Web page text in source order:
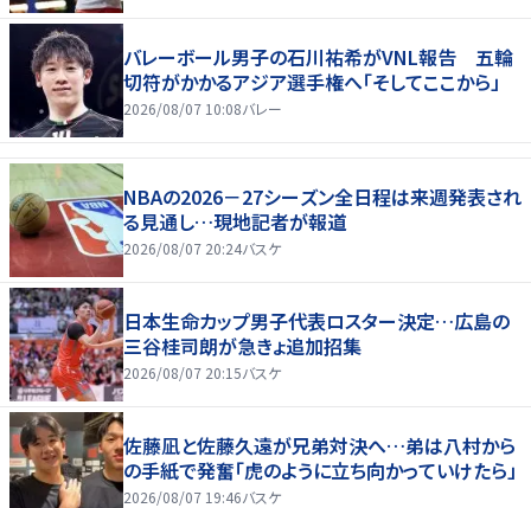
バレーボール男子の石川祐希がVNL報告 五輪
切符がかかるアジア選手権へ「そしてここから」
2026/08/07 10:08バレー
NBAの2026－27シーズン全日程は来週発表され
る見通し…現地記者が報道
2026/08/07 20:24バスケ
日本生命カップ男子代表ロスター決定…広島の
三谷桂司朗が急きょ追加招集
2026/08/07 20:15バスケ
佐藤凪と佐藤久遠が兄弟対決へ…弟は八村から
の手紙で発奮「虎のように立ち向かっていけたら」
2026/08/07 19:46バスケ